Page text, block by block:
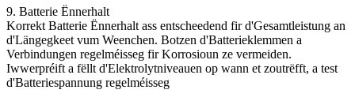
9. Batterie Ënnerhalt
Korrekt Batterie Ënnerhalt ass entscheedend fir d'Gesamtleistung an
d'Längegkeet vum Weenchen. Botzen d'Batterieklemmen a
Verbindungen regelméisseg fir Korrosioun ze vermeiden.
Iwwerpréift a fëllt d'Elektrolytniveauen op wann et zoutrëfft, a test
d'Batteriespannung regelméisseg